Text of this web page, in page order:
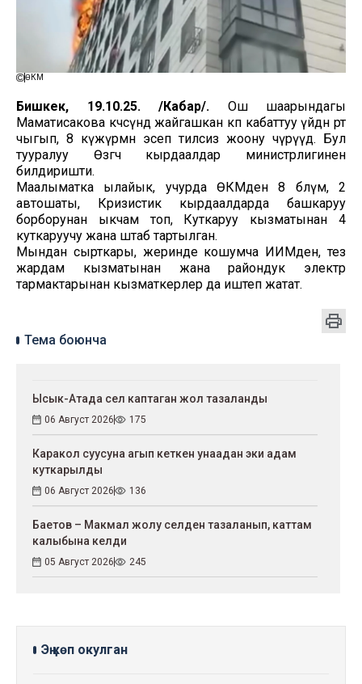
ӨКМ
Бишкек, 19.10.25. /Кабар/. Ош шаарындагы
Маматисакова көчөсүндө жайгашкан көп кабаттуу үйдөн өрт
чыгып, 8 күжүрмөн эсеп тилсиз жоону өчүрүүдө. Бул
тууралуу Өзгөчө кырдаалдар министрлигинен
билдиришти.
Маалыматка ылайык, учурда ӨКМден 8 бөлүм, 2
автошаты, Кризистик кырдаалдарда башкаруу
борборунан ыкчам топ, Куткаруу кызматынан 4
куткаруучу жана штаб тартылган.
Мындан сырткары, жеринде кошумча ИИМден, тез
жардам кызматынан жана райондук электр
тармактарынан кызматкерлер да иштеп жатат.
Тема боюнча
Ысык-Атада сел каптаган жол тазаланды
06 Август 2026 175
Каракол суусуна агып кеткен унаадан эки адам
куткарылды
06 Август 2026 136
Баетов – Макмал жолу селден тазаланып, каттам
калыбына келди
05 Август 2026 245
Эң көп окулган